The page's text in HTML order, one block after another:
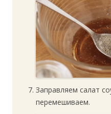
Заправляем салат
перемешиваем.